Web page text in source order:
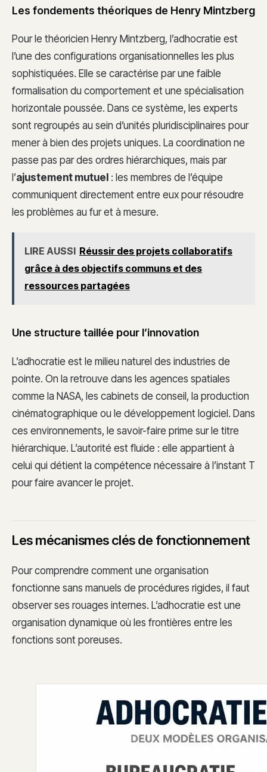
Les fondements théoriques de Henry Mintzberg
Pour le théoricien Henry Mintzberg, l’adhocratie est
l’une des configurations organisationnelles les plus
sophistiquées. Elle se caractérise par une faible
formalisation du comportement et une spécialisation
horizontale poussée. Dans ce système, les experts
sont regroupés au sein d’unités pluridisciplinaires pour
mener à bien des projets uniques. La coordination ne
passe pas par des ordres hiérarchiques, mais par
l’ajustement mutuel : les membres de l’équipe
communiquent directement entre eux pour résoudre
les problèmes au fur et à mesure.
LIRE AUSSI Réussir des projets collaboratifs
grâce à des objectifs communs et des
ressources partagées
Une structure taillée pour l’innovation
L’adhocratie est le milieu naturel des industries de
pointe. On la retrouve dans les agences spatiales
comme la NASA, les cabinets de conseil, la production
cinématographique ou le développement logiciel. Dans
ces environnements, le savoir-faire prime sur le titre
hiérarchique. L’autorité est fluide : elle appartient à
celui qui détient la compétence nécessaire à l’instant T
pour faire avancer le projet.
Les mécanismes clés de fonctionnement
Pour comprendre comment une organisation
fonctionne sans manuels de procédures rigides, il faut
observer ses rouages internes. L’adhocratie est une
organisation dynamique où les frontières entre les
fonctions sont poreuses.